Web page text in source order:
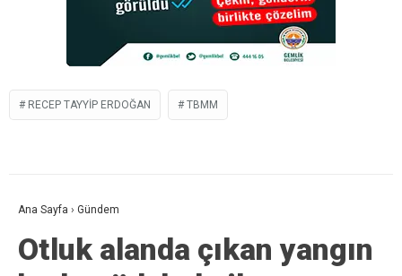
RECEP TAYYIP ERDOĞAN TBMM
Ana Sayfa › Gündem
Otluk alanda çıkan yangın